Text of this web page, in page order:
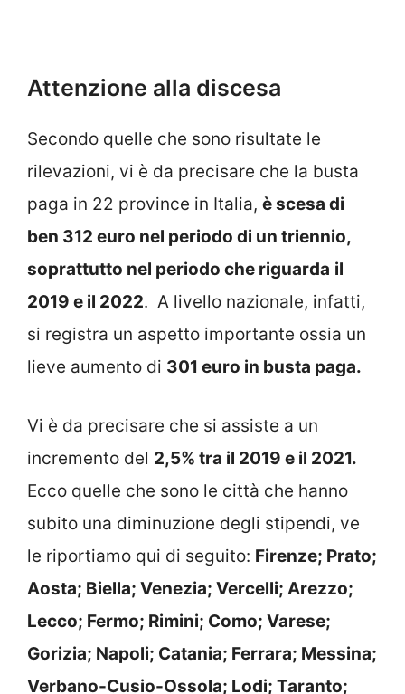
Attenzione alla discesa
Secondo quelle che sono risultate le
rilevazioni, vi è da precisare che la busta
paga in 22 province in Italia, è scesa di
ben 312 euro nel periodo di un triennio,
soprattutto nel periodo che riguarda il
2019 e il 2022. A livello nazionale, infatti,
si registra un aspetto importante ossia un
lieve aumento di 301 euro in busta paga.
Vi è da precisare che si assiste a un
incremento del 2,5% tra il 2019 e il 2021.
Ecco quelle che sono le città che hanno
subito una diminuzione degli stipendi, ve
le riportiamo qui di seguito: Firenze; Prato;
Aosta; Biella; Venezia; Vercelli; Arezzo;
Lecco; Fermo; Rimini; Como; Varese;
Gorizia; Napoli; Catania; Ferrara; Messina;
Verbano-Cusio-Ossola; Lodi; Taranto;